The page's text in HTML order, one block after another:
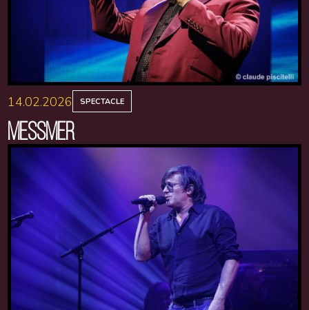
14.02.2026 SPECTACLE
MESSMER